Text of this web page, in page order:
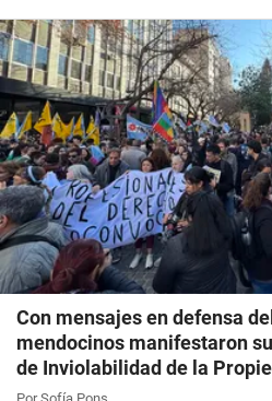
Con mensajes en defensa
mendocinos manifestaron
de Inviolabilidad de la